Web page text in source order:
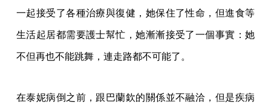
一起接受了各種治療與復健，她保住了性命，但進食等
生活起居都需要護士幫忙，她漸漸接受了一個事實：她
不但再也不能跳舞，連走路都不可能了。
在泰妮病倒之前，跟巴蘭欽的關係並不融洽，但是疾病